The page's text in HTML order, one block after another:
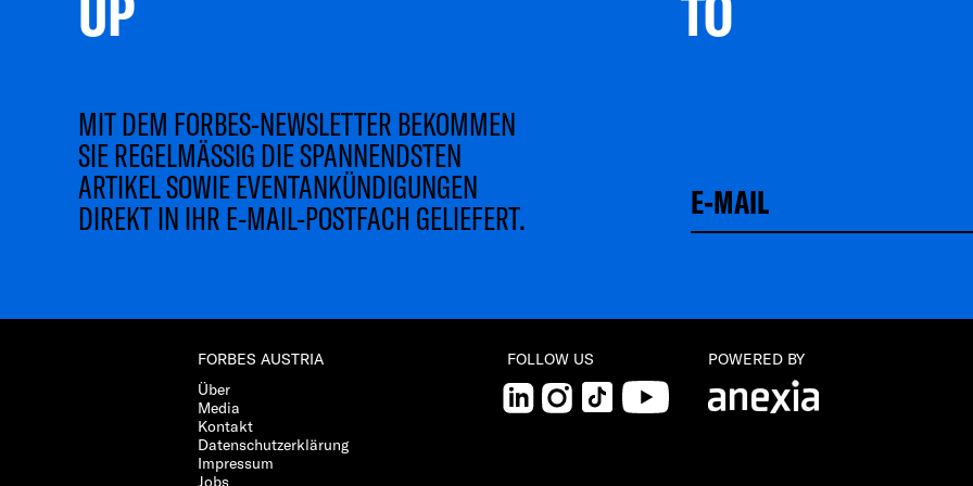
MIT DEM FORBES-NEWSLETTER BEKOMMEN
SIE REGELMÄSSIG DIE SPANNENDSTEN
ARTIKEL SOWIE EVENTANKÜNDIGUNGEN
DIREKT IN IHR E-MAIL-POSTFACH GELIEFERT.
FORBES AUSTRIA
Über
Media
Kontakt
Datenschutzerklärung
Impressum
Jobs
FOLLOW US
LinkedInInstagram
TikTok YouTube
POWERED BY